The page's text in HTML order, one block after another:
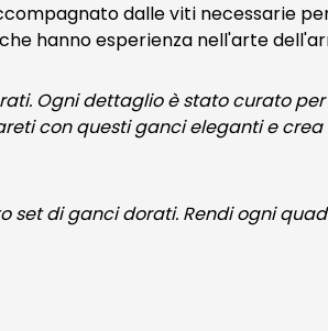
dalle viti necessarie
hanno esperienza nell'arte
Ogni dettaglio è stato curato
con questi ganci eleganti e
di ganci dorati. Rendi ogni